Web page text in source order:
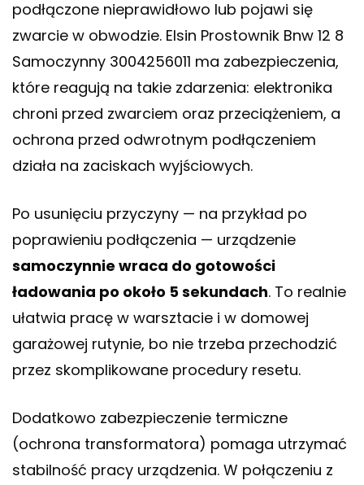
podłączone nieprawidłowo lub pojawi się
zwarcie w obwodzie. Elsin Prostownik Bnw 12 8
Samoczynny 3004256011 ma zabezpieczenia,
które reagują na takie zdarzenia: elektronika
chroni przed zwarciem oraz przeciążeniem, a
ochrona przed odwrotnym podłączeniem
działa na zaciskach wyjściowych.
Po usunięciu przyczyny — na przykład po
poprawieniu podłączenia — urządzenie
samoczynnie wraca do gotowości
ładowania po około 5 sekundach. To realnie
ułatwia pracę w warsztacie i w domowej
garażowej rutynie, bo nie trzeba przechodzić
przez skomplikowane procedury resetu.
Dodatkowo zabezpieczenie termiczne
(ochrona transformatora) pomaga utrzymać
stabilność pracy urządzenia. W połączeniu z